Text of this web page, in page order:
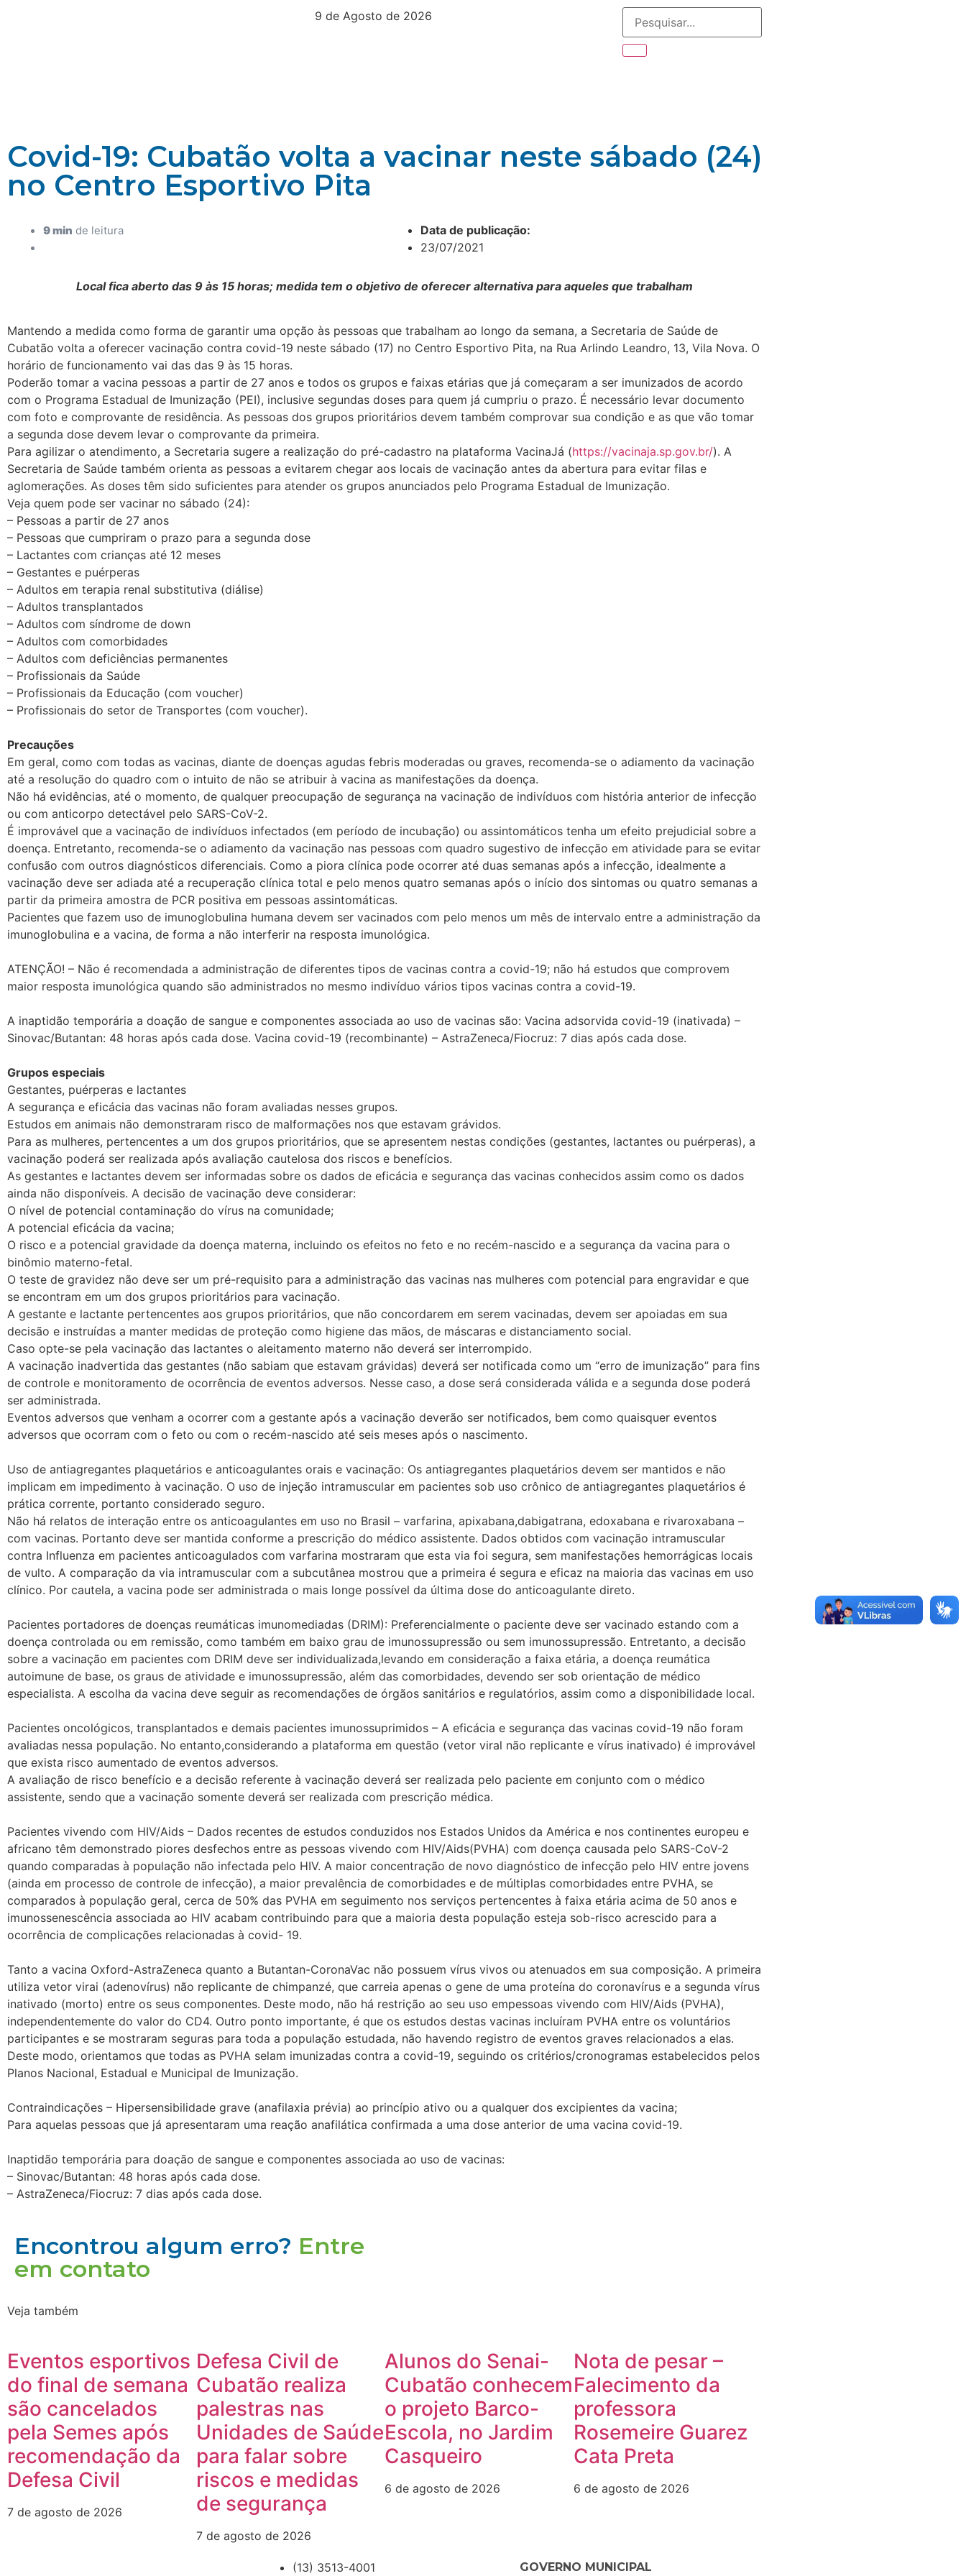
9 de Agosto de 2026
Covid-19: Cubatão volta a vacinar neste sábado (24)
no Centro Esportivo Pita
9 min de leitura
Data de publicação:
23/07/2021
Local fica aberto das 9 às 15 horas; medida tem o objetivo de oferecer alternativa para aqueles que trabalham
Mantendo a medida como forma de garantir uma opção às pessoas que trabalham ao longo da semana, a Secretaria de Saúde de
Cubatão volta a oferecer vacinação contra covid-19 neste sábado (17) no Centro Esportivo Pita, na Rua Arlindo Leandro, 13, Vila Nova. O
horário de funcionamento vai das das 9 às 15 horas.
Poderão tomar a vacina pessoas a partir de 27 anos e todos os grupos e faixas etárias que já começaram a ser imunizados de acordo
com o Programa Estadual de Imunização (PEI), inclusive segundas doses para quem já cumpriu o prazo. É necessário levar documento
com foto e comprovante de residência. As pessoas dos grupos prioritários devem também comprovar sua condição e as que vão tomar
a segunda dose devem levar o comprovante da primeira.
Para agilizar o atendimento, a Secretaria sugere a realização do pré-cadastro na plataforma VacinaJá (https://vacinaja.sp.gov.br/). A
Secretaria de Saúde também orienta as pessoas a evitarem chegar aos locais de vacinação antes da abertura para evitar filas e
aglomerações. As doses têm sido suficientes para atender os grupos anunciados pelo Programa Estadual de Imunização.
Veja quem pode ser vacinar no sábado (24):
– Pessoas a partir de 27 anos
– Pessoas que cumpriram o prazo para a segunda dose
– Lactantes com crianças até 12 meses
– Gestantes e puérperas
– Adultos em terapia renal substitutiva (diálise)
– Adultos transplantados
– Adultos com síndrome de down
– Adultos com comorbidades
– Adultos com deficiências permanentes
– Profissionais da Saúde
– Profissionais da Educação (com voucher)
– Profissionais do setor de Transportes (com voucher).
Precauções
Em geral, como com todas as vacinas, diante de doenças agudas febris moderadas ou graves, recomenda-se o adiamento da vacinação
até a resolução do quadro com o intuito de não se atribuir à vacina as manifestações da doença.
Não há evidências, até o momento, de qualquer preocupação de segurança na vacinação de indivíduos com história anterior de infecção
ou com anticorpo detectável pelo SARS-CoV-2.
É improvável que a vacinação de indivíduos infectados (em período de incubação) ou assintomáticos tenha um efeito prejudicial sobre a
doença. Entretanto, recomenda-se o adiamento da vacinação nas pessoas com quadro sugestivo de infecção em atividade para se evitar
confusão com outros diagnósticos diferenciais. Como a piora clínica pode ocorrer até duas semanas após a infecção, idealmente a
vacinação deve ser adiada até a recuperação clínica total e pelo menos quatro semanas após o início dos sintomas ou quatro semanas a
partir da primeira amostra de PCR positiva em pessoas assintomáticas.
Pacientes que fazem uso de imunoglobulina humana devem ser vacinados com pelo menos um mês de intervalo entre a administração da
imunoglobulina e a vacina, de forma a não interferir na resposta imunológica.
ATENÇÃO! – Não é recomendada a administração de diferentes tipos de vacinas contra a covid-19; não há estudos que comprovem
maior resposta imunológica quando são administrados no mesmo indivíduo vários tipos vacinas contra a covid-19.
A inaptidão temporária a doação de sangue e componentes associada ao uso de vacinas são: Vacina adsorvida covid-19 (inativada) –
Sinovac/Butantan: 48 horas após cada dose. Vacina covid-19 (recombinante) – AstraZeneca/Fiocruz: 7 dias após cada dose.
Grupos especiais
Gestantes, puérperas e lactantes
A segurança e eficácia das vacinas não foram avaliadas nesses grupos.
Estudos em animais não demonstraram risco de malformações nos que estavam grávidos.
Para as mulheres, pertencentes a um dos grupos prioritários, que se apresentem nestas condições (gestantes, lactantes ou puérperas), a
vacinação poderá ser realizada após avaliação cautelosa dos riscos e benefícios.
As gestantes e lactantes devem ser informadas sobre os dados de eficácia e segurança das vacinas conhecidos assim como os dados
ainda não disponíveis. A decisão de vacinação deve considerar:
O nível de potencial contaminação do vírus na comunidade;
A potencial eficácia da vacina;
O risco e a potencial gravidade da doença materna, incluindo os efeitos no feto e no recém-nascido e a segurança da vacina para o
binômio materno-fetal.
O teste de gravidez não deve ser um pré-requisito para a administração das vacinas nas mulheres com potencial para engravidar e que
se encontram em um dos grupos prioritários para vacinação.
A gestante e lactante pertencentes aos grupos prioritários, que não concordarem em serem vacinadas, devem ser apoiadas em sua
decisão e instruídas a manter medidas de proteção como higiene das mãos, de máscaras e distanciamento social.
Caso opte-se pela vacinação das lactantes o aleitamento materno não deverá ser interrompido.
A vacinação inadvertida das gestantes (não sabiam que estavam grávidas) deverá ser notificada como um “erro de imunização” para fins
de controle e monitoramento de ocorrência de eventos adversos. Nesse caso, a dose será considerada válida e a segunda dose poderá
ser administrada.
Eventos adversos que venham a ocorrer com a gestante após a vacinação deverão ser notificados, bem como quaisquer eventos
adversos que ocorram com o feto ou com o recém-nascido até seis meses após o nascimento.
Uso de antiagregantes plaquetários e anticoagulantes orais e vacinação: Os antiagregantes plaquetários devem ser mantidos e não
implicam em impedimento à vacinação. O uso de injeção intramuscular em pacientes sob uso crônico de antiagregantes plaquetários é
prática corrente, portanto considerado seguro.
Não há relatos de interação entre os anticoagulantes em uso no Brasil – varfarina, apixabana,dabigatrana, edoxabana e rivaroxabana –
com vacinas. Portanto deve ser mantida conforme a prescrição do médico assistente. Dados obtidos com vacinação intramuscular
contra Influenza em pacientes anticoagulados com varfarina mostraram que esta via foi segura, sem manifestações hemorrágicas locais
de vulto. A comparação da via intramuscular com a subcutânea mostrou que a primeira é segura e eficaz na maioria das vacinas em uso
clínico. Por cautela, a vacina pode ser administrada o mais longe possível da última dose do anticoagulante direto.
Pacientes portadores de doenças reumáticas imunomediadas (DRIM): Preferencialmente o paciente deve ser vacinado estando com a
doença controlada ou em remissão, como também em baixo grau de imunossupressão ou sem imunossupressão. Entretanto, a decisão
sobre a vacinação em pacientes com DRIM deve ser individualizada,levando em consideração a faixa etária, a doença reumática
autoimune de base, os graus de atividade e imunossupressão, além das comorbidades, devendo ser sob orientação de médico
especialista. A escolha da vacina deve seguir as recomendações de órgãos sanitários e regulatórios, assim como a disponibilidade local.
Pacientes oncológicos, transplantados e demais pacientes imunossuprimidos – A eficácia e segurança das vacinas covid-19 não foram
avaliadas nessa população. No entanto,considerando a plataforma em questão (vetor viral não replicante e vírus inativado) é improvável
que exista risco aumentado de eventos adversos.
A avaliação de risco benefício e a decisão referente à vacinação deverá ser realizada pelo paciente em conjunto com o médico
assistente, sendo que a vacinação somente deverá ser realizada com prescrição médica.
Pacientes vivendo com HIV/Aids – Dados recentes de estudos conduzidos nos Estados Unidos da América e nos continentes europeu e
africano têm demonstrado piores desfechos entre as pessoas vivendo com HIV/Aids(PVHA) com doença causada pelo SARS-CoV-2
quando comparadas à população não infectada pelo HIV. A maior concentração de novo diagnóstico de infecção pelo HIV entre jovens
(ainda em processo de controle de infecção), a maior prevalência de comorbidades e de múltiplas comorbidades entre PVHA, se
comparados à população geral, cerca de 50% das PVHA em seguimento nos serviços pertencentes à faixa etária acima de 50 anos e
imunossenescência associada ao HIV acabam contribuindo para que a maioria desta população esteja sob-risco acrescido para a
ocorrência de complicações relacionadas à covid- 19.
Tanto a vacina Oxford-AstraZeneca quanto a Butantan-CoronaVac não possuem vírus vivos ou atenuados em sua composição. A primeira
utiliza vetor virai (adenovírus) não replicante de chimpanzé, que carreia apenas o gene de uma proteína do coronavírus e a segunda vírus
inativado (morto) entre os seus componentes. Deste modo, não há restrição ao seu uso empessoas vivendo com HIV/Aids (PVHA),
independentemente do valor do CD4. Outro ponto importante, é que os estudos destas vacinas incluíram PVHA entre os voluntários
participantes e se mostraram seguras para toda a população estudada, não havendo registro de eventos graves relacionados a elas.
Deste modo, orientamos que todas as PVHA selam imunizadas contra a covid-19, seguindo os critérios/cronogramas estabelecidos pelos
Planos Nacional, Estadual e Municipal de Imunização.
Contraindicações – Hipersensibilidade grave (anafilaxia prévia) ao princípio ativo ou a qualquer dos excipientes da vacina;
Para aquelas pessoas que já apresentaram uma reação anafilática confirmada a uma dose anterior de uma vacina covid-19.
Inaptidão temporária para doação de sangue e componentes associada ao uso de vacinas:
– Sinovac/Butantan: 48 horas após cada dose.
– AstraZeneca/Fiocruz: 7 dias após cada dose.
Encontrou algum erro? Entre
em contato
Veja também
Eventos esportivos
do final de semana
são cancelados
pela Semes após
recomendação da
Defesa Civil
7 de agosto de 2026
Defesa Civil de
Cubatão realiza
palestras nas
Unidades de Saúde
para falar sobre
riscos e medidas
de segurança
7 de agosto de 2026
Alunos do Senai-
Cubatão conhecem
o projeto Barco-
Escola, no Jardim
Casqueiro
6 de agosto de 2026
Nota de pesar –
Falecimento da
professora
Rosemeire Guarez
Cata Preta
6 de agosto de 2026
(13) 3513-4001 GOVERNO MUNICIPAL